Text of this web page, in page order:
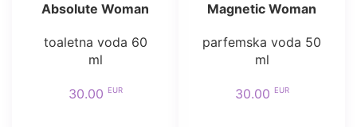
Absolute Woman
toaletna voda 60
ml
30.00 EUR
Magnetic Woman
parfemska voda 50
ml
30.00 EUR